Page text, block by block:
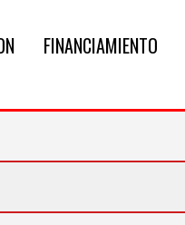
FINANCIAMIENTO